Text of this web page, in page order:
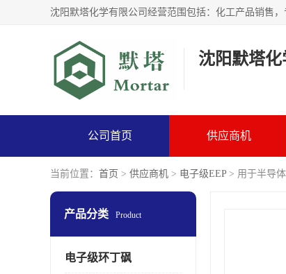
沈阳默塔化
公司首页 供应商机
当前位置： 首页 > 供应商机 > 电子级EEP > 用于半导
产品分类 Product
电子级环丁砜